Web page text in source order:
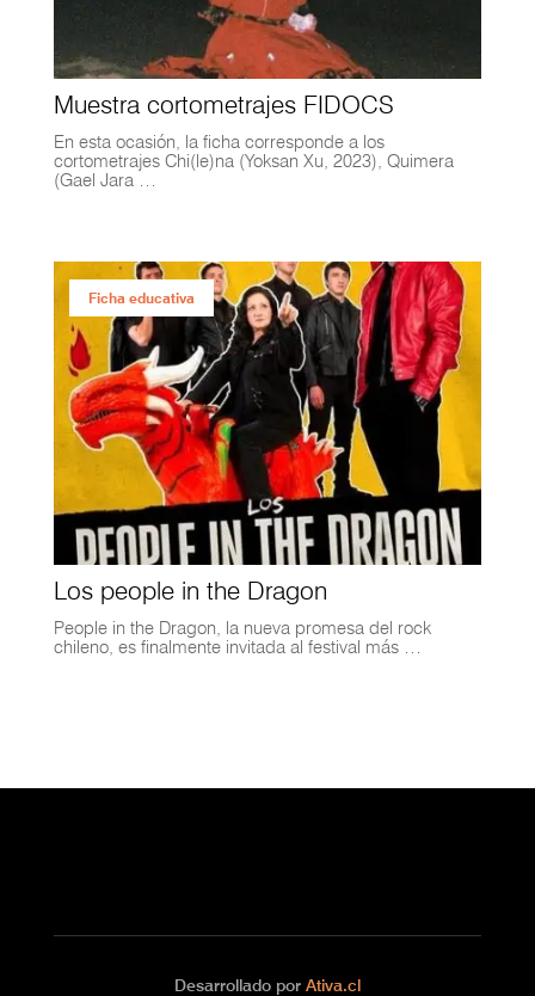
Muestra cortometrajes FIDOCS
En esta ocasión, la ficha corresponde a los
cortometrajes Chi(le)na (Yoksan Xu, 2023), Quimera
(Gael Jara …
Ficha educativa
Los people in the Dragon
People in the Dragon, la nueva promesa del rock
chileno, es finalmente invitada al festival más …
Desarrollado por Ativa.cl